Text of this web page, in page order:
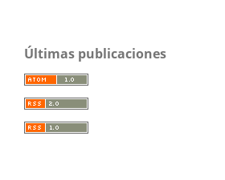
Últimas publicaciones